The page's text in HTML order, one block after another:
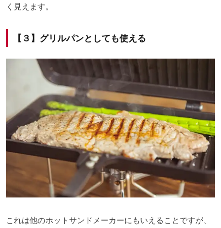
く見えます。
【３】グリルパンとしても使える
これは他のホットサンドメーカーにもいえることですが、